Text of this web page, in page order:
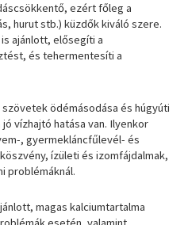
ezért főleg a
hurut stb.) küzdők kiváló szere.
ajánlott, elősegíti a
és tehermentesíti a
ödémásodása és húgyúti
vízhajtó hatása van. Ilyenkor
, gyermekláncfűlevél- és
ízületi és izomfájdalmak,
problémáknál.
magas kalciumtartalma